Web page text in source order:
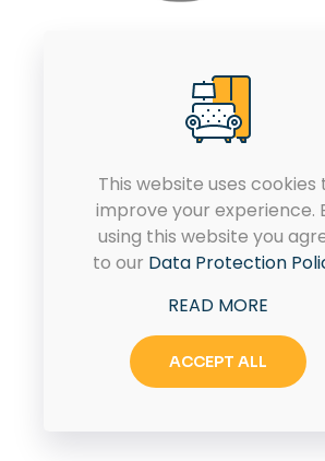
Εμπιστοσύνη και
του επίπλου από το 1986.
This website uses cookies
improve your experience.
using this website you
to our Data Protection
READ MORE
ACCEPT ALL